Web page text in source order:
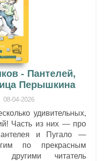
- Пантелей,
Перышкина
08-04-2026
удивительных,
Часть из них — про
и Пугало —
по прекрасным
читатель